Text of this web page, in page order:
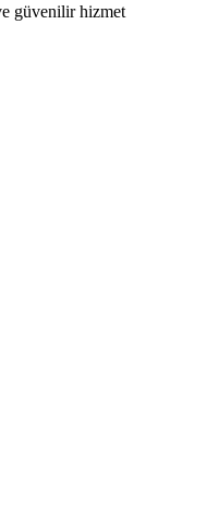
güvenilir hizmet